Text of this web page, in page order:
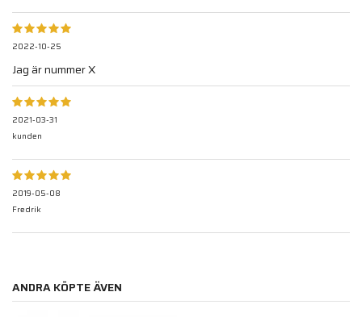
2022-10-25
Jag är nummer X
2021-03-31
kunden
2019-05-08
Fredrik
ANDRA KÖPTE ÄVEN